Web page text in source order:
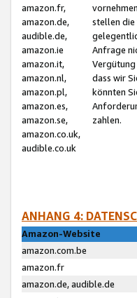
amazon.fr,
amazon.de,
audible.de,
amazon.ie
amazon.it,
amazon.nl,
amazon.pl,
amazon.es,
amazon.se,
amazon.co.uk,
audible.co.uk
stellen die
Anfrage
dass wir
könnten
zahlen.
ANHANG 4:
Amazon-Website
amazon.com.be
amazon.fr
amazon.de, audible.de